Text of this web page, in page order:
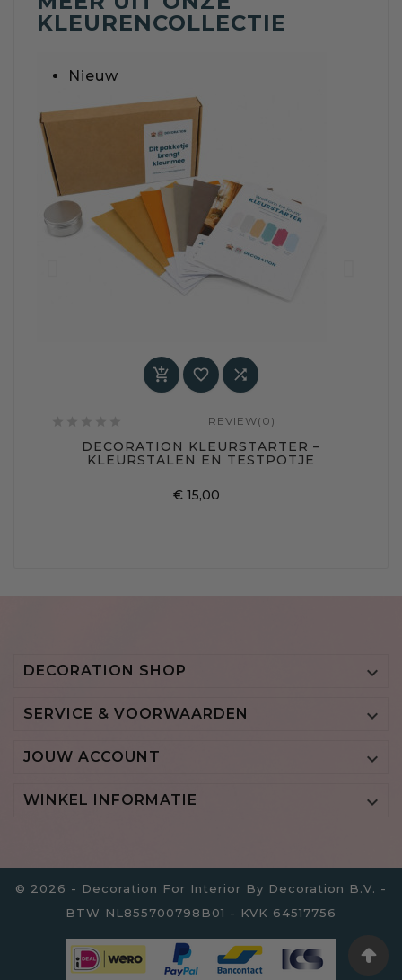
KLEURENCOLLECTIE
Nieuw
  
REVIEW(0)
DECORATION KLEURSTARTER –
KLEURSTALEN EN TESTPOTJE
€ 15,00
DECORATION SHOP 
SERVICE & VOORWAARDEN 
JOUW ACCOUNT 
WINKEL INFORMATIE 
© 2026 - Decoration For Interior By Decoration B.V. -
BTW NL855700798B01 - KVK 64517756